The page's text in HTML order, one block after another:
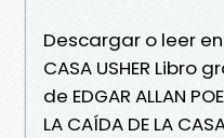
Descargar o leer en
CASA USHER Libro
de EDGAR ALLAN
LA CAÍDA DE LA